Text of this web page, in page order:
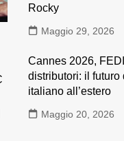
Rocky
Maggio 29, 2026
Cannes 2026,
distributori: il futuro
italiano all’estero
Maggio 20, 2026